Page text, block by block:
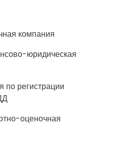
компания
юридическая
по регистрации
оценочная